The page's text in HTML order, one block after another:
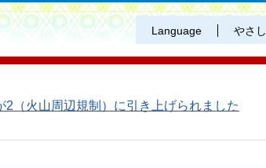
Language やさ
（火山周辺規制）に引き上げられました